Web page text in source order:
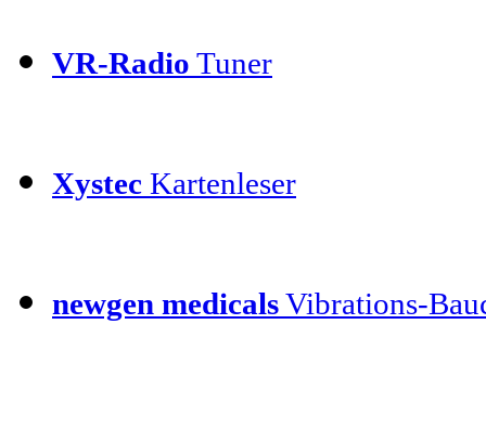
VR-Radio Tuner
Xystec Kartenleser
newgen medicalsVibrations-